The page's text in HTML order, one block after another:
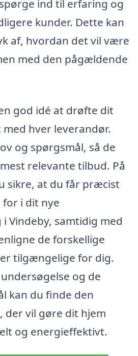
ind til erfaring og
kunder. Dette kan
af, hvordan det vil være
med den pågældende
god idé at drøfte dit
hver leverandør.
og spørgsmål, så de
relevante tilbud. På
sikre, at du får præcist
i dit nye
Vindeby, samtidig med
de forskellige
tilgængelige for dig.
og de
kan du finde den
der vil gøre dit hjem
og energieffektivt.